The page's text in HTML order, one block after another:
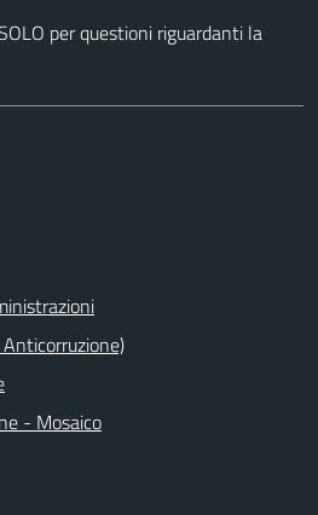
per questioni riguardanti la
- Mosaico